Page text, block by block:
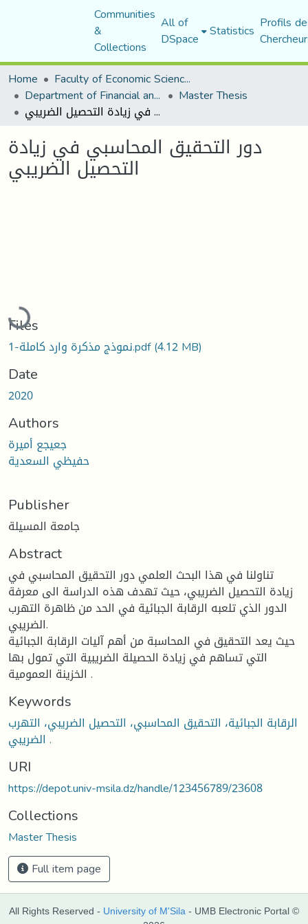
Communities
&
Collections
All of
DSpace Statistics Profils
Home
Faculty of Economic Sciences, Commerce and Management Sciences
Department of Financial and Accounting Sciences Master Thesis
دور التحقيق المحاسبي في زيادة التحصيل الضريبي
دور التحقيق المحاسبي في زيادة
التحصيل الضريبي
Loading...
Files
نموذج مذكرة وارد كاملة-1.pdf(4.12 MB)
Date
2020
Authors
جعيجع أميرة
حفيظي السعدية
Publisher
جامعة المسيلة
Abstract
تناولنا في هذا البحث العلمي دور التحقيق المحاسبي في
زيادة التحصيل الضريبي، حيث تهدف هذه الدراسة الى معرفة
الدور الذي تلعبه الرقابة الجبائية في الحد من ظاهرة التهرب
الضريبي.
حيث يعد التحقيق في المحاسبة من أهم آليات الرقابة الجبائية
التي تساهم في زيادة الحصيلة الضريبية التي تمول بها
الخزينة العمومية .
Keywords
الرقابة الجبائية، التحقيق المحاسبي، التحصيل الضريبي، التهرب
الضريبي .
URI
https://depot.univ-msila.dz/handle/123456789/23608
Collections
Master Thesis
Full item page
All Rights Reserved - University of M'Sila - UMB Electronic Portal ©